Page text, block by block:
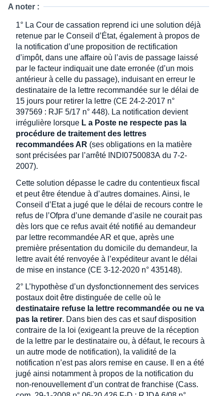
A noter :
1° La Cour de cassation reprend ici une solution déjà
retenue par le Conseil d’État, également à propos de
la notification d’une proposition de rectification
d’impôt, dans une affaire où l’avis de passage laissé
par le facteur indiquait une date erronée (d’un mois
antérieur à celle du passage), induisant en erreur le
destinataire de la lettre recommandée sur le délai de
15 jours pour retirer la lettre (CE 24-2-2017 n°
397569 : RJF 5/17 n° 448). La notification devient
irrégulière lorsque L a Poste ne respecte pas la
procédure de traitement des lettres
recommandées AR (ses obligations en la matière
sont précisées par l’arrêté INDI0750083A du 7-2-
2007).
Cette solution dépasse le cadre du contentieux fiscal
et peut être étendue à d’autres domaines. Ainsi, le
Conseil d’Etat a jugé que le délai de recours contre le
refus de l’Ofpra d’une demande d’asile ne courait pas
dès lors que ce refus avait été notifié au demandeur
par lettre recommandée AR et que, après une
première présentation du domicile du demandeur, la
lettre avait été renvoyée à l’expéditeur avant le délai
de mise en instance (CE 3-12-2020 n° 435148).
2° L’hypothèse d’un dysfonctionnement des services
postaux doit être distinguée de celle où le
destinataire refuse la lettre recommandée ou ne va
pas la retirer. Dans bien des cas et sauf disposition
contraire de la loi (exigeant la preuve de la réception
de la lettre par le destinataire ou, à défaut, le recours à
un autre mode de notification), la validité de la
notification n’est pas alors remise en cause. Il en a été
jugé ainsi notamment à propos de la notification du
non-renouvellement d’un contrat de franchise (Cass.